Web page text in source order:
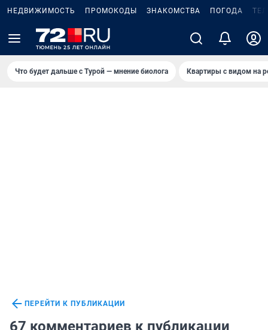
НЕДВИЖИМОСТЬ ПРОМОКОДЫ ЗНАКОМСТВА ПОГОДА
Что будет дальше с Турой — мнение биолога Квартиры с видом на
ПЕРЕЙТИ К ПУБЛИКАЦИИ
67 комментариев к публикации